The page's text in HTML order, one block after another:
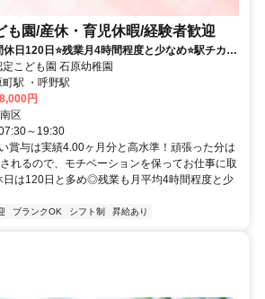
も園/産休・育児休暇/経験者歓迎
休日120日⭐残業月4時間程度と少なめ⭐駅チカ徒
育休取得実績あり】3つの「心」を大切にし
こども園 石原幼稚園
町駅 ・呼野駅
円
区
～19:30
賞与は実績4.00ヶ月分と高水準！頑張った分は
れるので、モチベーションを保ってお仕事に取
日は120日と多め◎残業も月平均4時間程度と少
ブランクOK シフト制 昇給あり